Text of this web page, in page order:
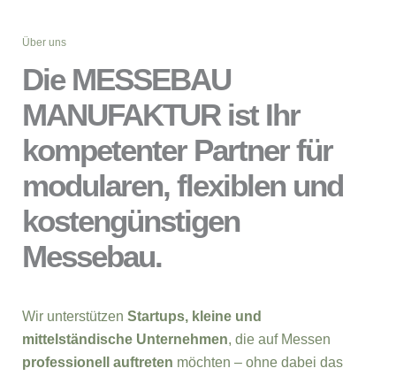
Über uns
Die MESSEBAU
MANUFAKTUR ist Ihr
kompetenter Partner für
modularen, flexiblen und
kostengünstigen
Messebau.
Wir unterstützen Startups, kleine und
mittelständische Unternehmen, die auf Messen
professionell auftreten möchten – ohne dabei das